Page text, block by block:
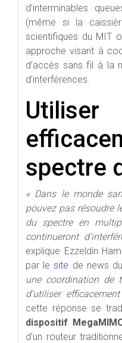
d’interminables
(même si la
scientifiques du MIT
approche visant à
d’accès sans fil à la
d’interférences.
Utiliser
spectre
« Dans le monde
pouvez pas résoudre
du spectre en
continueront
explique Ezzeldin
par lesite de news
une coordination de
d’utiliser
cette réponse se
dispositif
d’un routeur